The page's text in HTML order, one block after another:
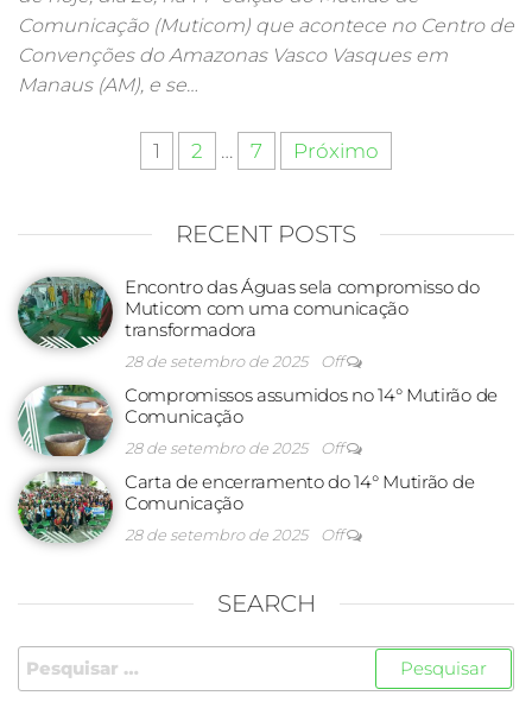
Comunicação (Muticom) que acontece no Centro de
Convenções do Amazonas Vasco Vasques em
Manaus (AM), e se…
1 2 … 7 Próximo
RECENT POSTS
Encontro das Águas sela compromisso do
Muticom com uma comunicação
transformadora
28 de setembro de 2025 Off
Compromissos assumidos no 14° Mutirão de
Comunicação
28 de setembro de 2025 Off
Carta de encerramento do 14° Mutirão de
Comunicação
28 de setembro de 2025 Off
SEARCH